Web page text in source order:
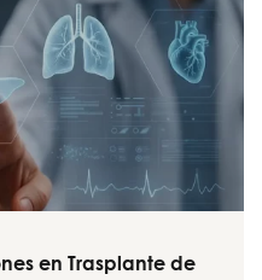
en Trasplante de